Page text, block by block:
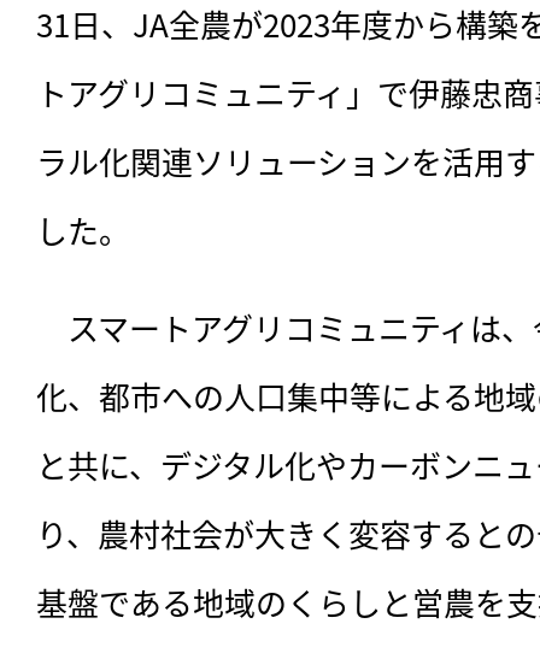
31日、JA全農が2023年度から構築
トアグリコミュニティ」で伊藤忠
ラル化関連ソリューションを活用
した。
スマートアグリコミュニティは
化、都市への人口集中等による地
と共に、デジタル化やカーボンニ
り、農村社会が大きく変容すると
基盤である地域のくらしと営農を